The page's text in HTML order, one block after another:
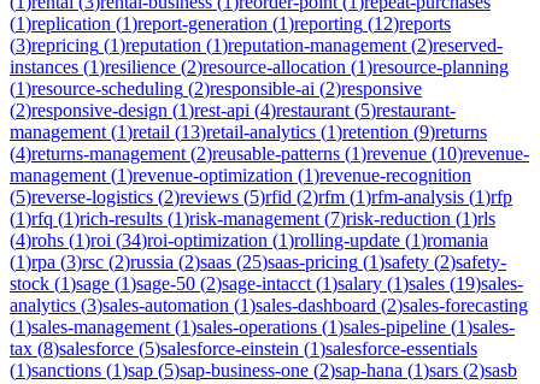
(1)replication (1)report-generation (1)reporting (12)reports
(3)repricing (1)reputation (1)reputation-management (2)reserved-
instances (1)resilience (2)resource-allocation (1)resource-planning
(1)resource-scheduling (2)responsible-ai (2)responsive
(2)responsive-design (1)rest-api (4)restaurant (5)restaurant-
management (1)retail (13)retail-analytics (1)retention (9)returns
(4)returns-management (2)reusable-patterns (1)revenue (10)revenue-
management (1)revenue-optimization (1)revenue-recognition
(5)reverse-logistics (2)reviews (5)rfid (2)rfm (1)rfm-analysis (1)rfp
(1)rfq (1)rich-results (1)risk-management (7)risk-reduction (1)rls
(4)rohs (1)roi (34)roi-optimization (1)rolling-update (1)romania
(1)rpa (3)rsc (2)russia (2)saas (25)saas-pricing (1)safety (2)safety-
stock (1)sage (1)sage-50 (2)sage-intacct (1)salary (1)sales (19)sales-
analytics (3)sales-automation (1)sales-dashboard (2)sales-forecasting
(1)sales-management (1)sales-operations (1)sales-pipeline (1)sales-
tax (8)salesforce (5)salesforce-einstein (1)salesforce-essentials
(1)sanctions (1)sap (5)sap-business-one (2)sap-hana (1)sars (2)sasb